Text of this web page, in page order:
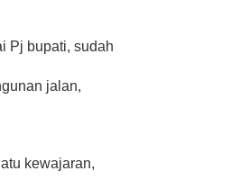
Pj bupati, sudah
jalan,
kewajaran,